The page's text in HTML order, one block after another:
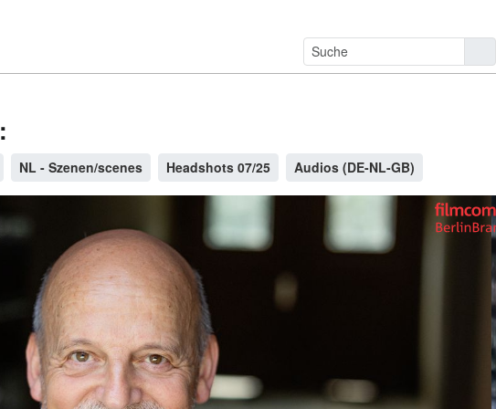
:
NL - Szenen/scenes Headshots 07/25 Audios (DE-NL-GB)